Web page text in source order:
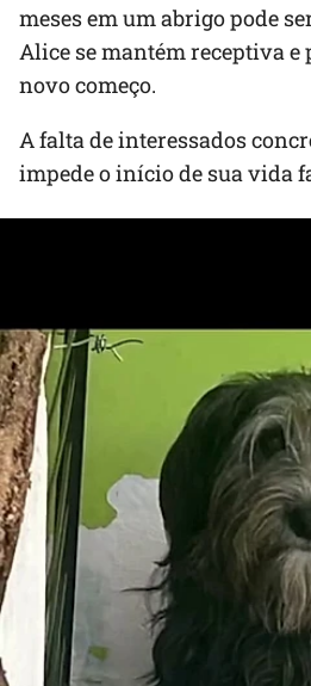
meses em um abrigo pode
Alice se mantém receptiva
novo começo.
A falta de interessados
impede o início de sua vida